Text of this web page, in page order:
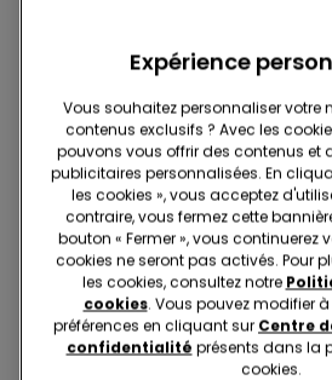
Téléchargez
Achetez rapidement et facilement, où
Achats rapides et
faciles
Les dernières
tendances à
portée de clic
Expérience
Vous souhaitez personnaliser
contenus exclusifs ? Avec les
pouvons vous offrir des contenus
publicitaires personnalisées. En
les cookies », vous acceptez
contraire, vous fermez cette
bouton « Fermer », vous continuerez
cookies ne seront pas activés. Pour
les cookies, consultez notre
cookies. Vous pouvez modifier
préférences en cliquant sur Centre
confidentialité présents dans la
cookies.